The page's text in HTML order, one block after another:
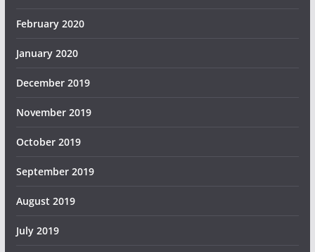
February 2020
January 2020
December 2019
November 2019
October 2019
September 2019
August 2019
July 2019